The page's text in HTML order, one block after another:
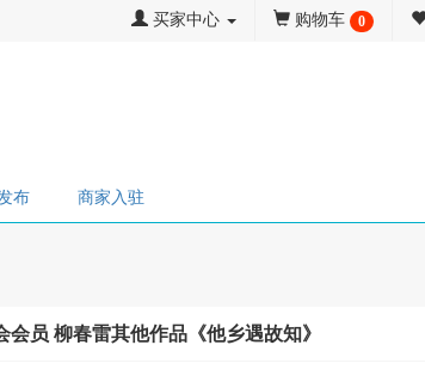
买家中心 购物车 0
布 商家入驻
会员 柳春雷其他作品《他乡遇故知》